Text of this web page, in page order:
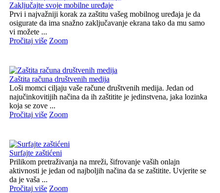
Zaključajte svoje mobilne uređaje
Prvi i najvažniji korak za zaštitu vašeg mobilnog uređaja je da
osigurate da ima snažno zaključavanje ekrana tako da mu samo
vi možete ...
Pročitaj više Zoom
Zaštita računa društvenih medija
Loši momci ciljaju vaše račune društvenih medija. Jedan od
najučinkovitijih načina da ih zaštitite je jedinstvena, jaka lozinka
koja se zove ...
Pročitaj više Zoom
Surfajte zaštićeni
Prilikom pretraživanja na mreži, šifrovanje vaših onlajn
aktivnosti je jedan od najboljih načina da se zaštitite. Uvjerite se
da je vaša ...
Pročitaj više Zoom